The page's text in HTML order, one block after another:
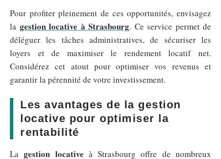
Pour profiter pleinement de ces opportunités, envisagez
la gestion locative à Strasbourg. Ce service permet de
déléguer les tâches administratives, de sécuriser les
loyers et de maximiser le rendement locatif net.
Considérez cet atout pour optimiser vos revenus et
garantir la pérennité de votre investissement.
Les avantages de la gestion
locative pour optimiser la
rentabilité
Lagestion locative à Strasbourg offre de nombreux